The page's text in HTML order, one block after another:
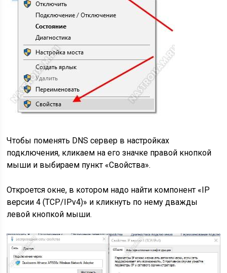
Чтобы поменять DNS сервер в настройках
подключения, кликаем на его значке правой кнопкой
мыши и выбираем пункт «Свойства».
Откроется окне, в котором надо найти компонент «IP
версии 4 (TCP/IPv4)» и кликнуть по нему дважды
левой кнопкой мыши.